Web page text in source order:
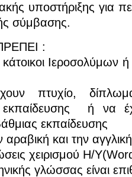
υποστήριξης για
σύμβασης.
:
Ιεροσολύμων ή
εκπαίδευσης ή να
εκπαίδευσης
και την
χειρισμού Η/
γλώσσας είναι